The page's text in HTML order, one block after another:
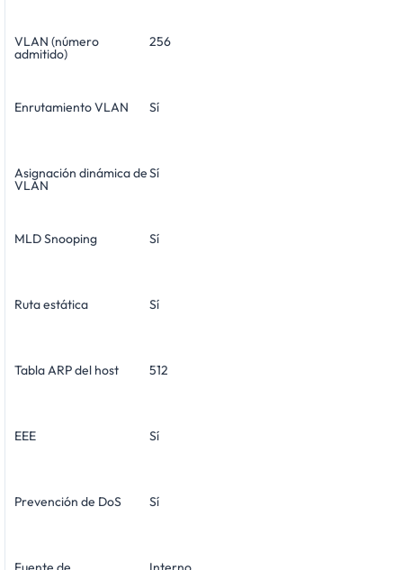
VLAN (número
admitido)
256
Enrutamiento VLAN Sí
Asignación dinámica de
VLAN
Sí
MLD Snooping Sí
Ruta estática Sí
Tabla ARP del host 512
EEE Sí
Prevención de DoS Sí